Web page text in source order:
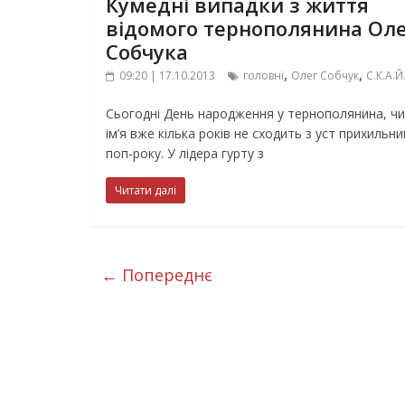
відомого тернополянина
Собчука
09:20 | 17.10.2013 головні, Олег Собчук, С.К.А.Й.
Сьогодні День народження у тернополянина,
ім’я вже кілька років не сходить з уст
поп-року. У лідера гурту з
Читати далі
← Попереднє